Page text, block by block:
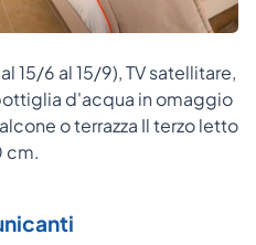
15/6 al 15/9), TV satellitare,
d'acqua in omaggio
o terrazza Il terzo letto
cm.